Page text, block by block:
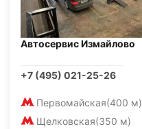
Автосервис Измайлово
+7 (495) 021-25-26
Первомайская(400 м)
Щелковская(350 м)